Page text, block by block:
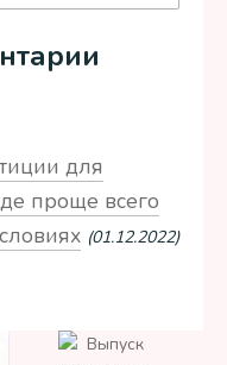
для
проще всего
(01.12.2022)